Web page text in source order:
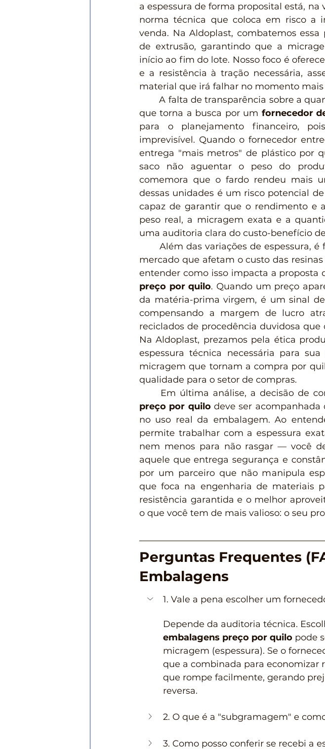
a espessura de forma proposital está,
norma técnica que coloca em risco a
venda. Na Aldoplast, combatemos
de extrusão, garantindo que a
início ao fim do lote. Nosso foco é
e a resistência à tração necessária,
material que irá falhar no momento
	A falta de transparência sobre a quantidade de peças entregues é outro fator
que torna a busca por um fornecedor
para o planejamento financeiro,
imprevisível. Quando o fornecedor
entrega "mais metros" de plástico por
saco não aguentar o peso do
comemora que o fardo rendeu mais
dessas unidades é um risco potencial
capaz de garantir que o rendimento e
peso real, a micragem exata e a
uma auditoria clara do custo-benefício
mercado que afetam o custo das
entender como isso impacta a proposta
preço por quilo. Quando um preço
da matéria-prima virgem, é um sinal
compensando a margem de lucro
reciclados de procedência duvidosa
Na Aldoplast, prezamos pela ética
espessura técnica necessária para
micragem que tornam a compra por
qualidade para o setor de compras.
Em última análise, a decisão de
preço por quilo deve ser acompanhada
no uso real da embalagem. Ao
permite trabalhar com a espessura
nem menos para não rasgar — você
aquele que entrega segurança e
por um parceiro que não manipula
que foca na engenharia de materiais
resistência garantida e o melhor
o que você tem de mais valioso: o seu
Perguntas Frequentes
Embalagens
1. Vale a pena escolher um
Depende da auditoria técnica.
embalagens preço por quilo pode
micragem (espessura). Se o
que a combinada para economizar
que rompe facilmente, gerando
reversa.
2. O que é a "subgramagem" e
3. Como posso conferir se recebi a